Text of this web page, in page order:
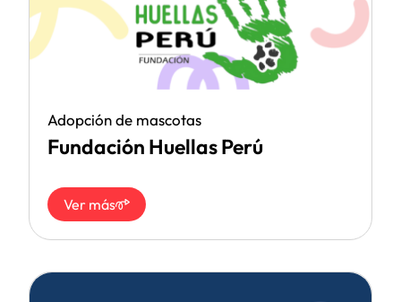
Adopción de mascotas
Fundación Huellas Perú
Ver más